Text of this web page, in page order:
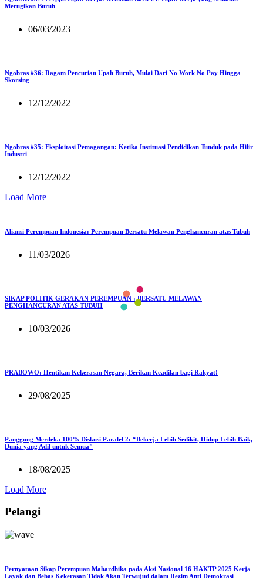
Merugikan Buruh
06/03/2023
Ngobras #36: Ragam Pencurian Upah Buruh, Mulai Dari No Work No Pay Hingga
Skorsing
12/12/2022
Ngobras #35: Eksploitasi Pemagangan: Ketika Instituasi Pendidikan Tunduk pada Hilir
Industri
12/12/2022
Load More
Aliansi Perempuan Indonesia: Perempuan Bersatu Melawan Penghancuran atas Tubuh
11/03/2026
SIKAP POLITIK GERAKAN PEREMPUAN : BERSATU MELAWAN
PENGHANCURAN ATAS TUBUH
10/03/2026
PRABOWO: Hentikan Kekerasan Negara, Berikan Keadilan bagi Rakyat!
29/08/2025
Panggung Merdeka 100% Diskusi Paralel 2: “Bekerja Lebih Sedikit, Hidup Lebih Baik,
Dunia yang Adil untuk Semua”
18/08/2025
Load More
Pelangi
Pernyataan Sikap Perempuan Mahardhika pada Aksi Nasional 16 HAKTP 2025 Kerja
Layak dan Bebas Kekerasan Tidak Akan Terwujud dalam Rezim Anti Demokrasi